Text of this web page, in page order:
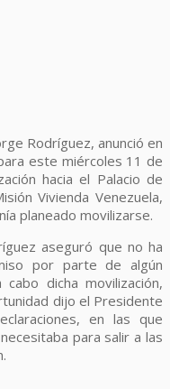
Rodríguez, anunció en
este miércoles 11 de
hacia el Palacio de
Vivienda Venezuela,
planeado movilizarse.
aseguró que no ha
por parte de algún
dicha movilización,
dijo el Presidente
en las que
para salir a las